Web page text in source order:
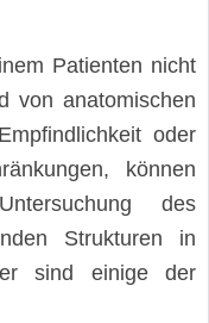
Patienten nicht
von anatomischen
oder
können
des
Strukturen in
sind einige der